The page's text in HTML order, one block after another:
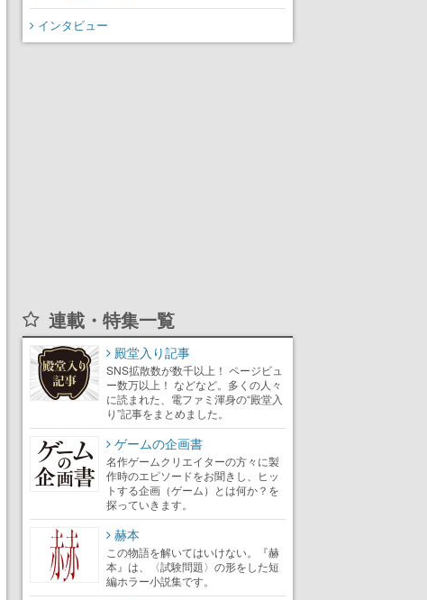
インタビュー
連載・特集一覧
殿堂入り記事
SNS拡散数が数千以上！ ページビュ
ー数万以上！ などなど。多くの人々
に読まれた、電ファミ渾身の“殿堂入
り”記事をまとめました。
ゲームの企画書
名作ゲームクリエイターの方々に製
作時のエピソードをお聞きし、ヒッ
トする企画（ゲーム）とは何か？を
探っていきます。
赫本
この物語を解いてはいけない。『赫
本』は、〈試験問題〉の形をした短
編ホラー小説集です。